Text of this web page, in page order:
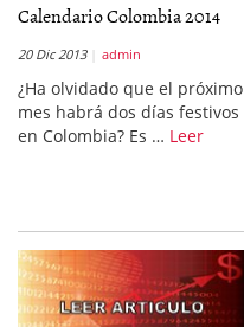
Calendario Colombia 2014
20 Dic 2013 admin
¿Ha olvidado que el próximo
mes habrá dos días festivos
en Colombia? Es … Leer